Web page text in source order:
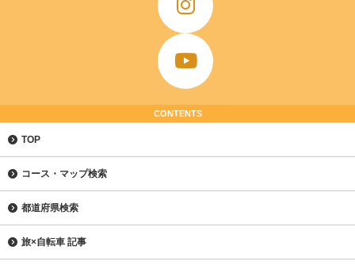
CONTENTS
TOP
コース・マップ検索
都道府県検索
旅×自転車 記事